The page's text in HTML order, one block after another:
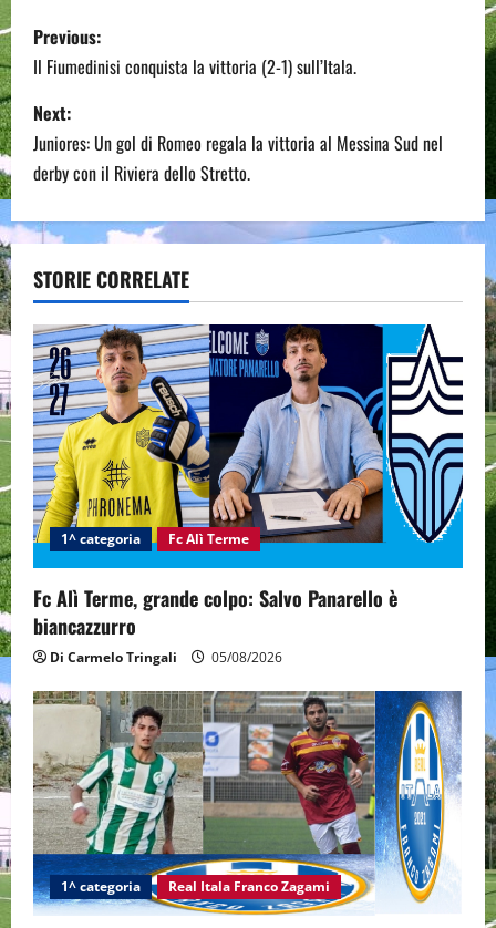
P
o
s
t
n
a
v
i
g
a
t
i
o
n
Previous:
Il Fiumedinisi conquista la vittoria (2-1) sull’Itala.
Next:
Juniores: Un gol di Romeo regala la vittoria al Messina Sud nel
derby con il Riviera dello Stretto.
STORIE CORRELATE
1^ categoria Fc Alì Terme
Fc Alì Terme, grande colpo: Salvo Panarello è
biancazzurro
Di Carmelo Tringali 05/08/2026
1^ categoria Real Itala Franco Zagami